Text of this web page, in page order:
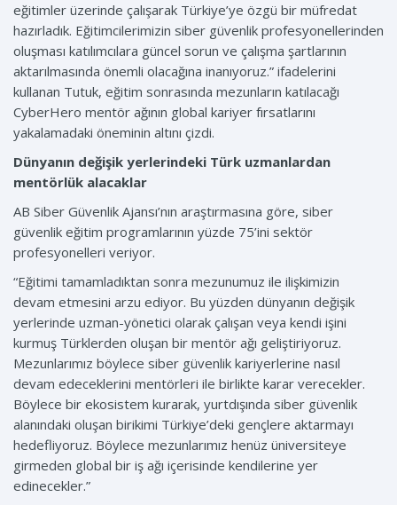
eğitimler üzerinde çalışarak Türkiye’ye özgü bir müfredat
hazırladık. Eğitimcilerimizin siber güvenlik profesyonellerinden
oluşması katılımcılara güncel sorun ve çalışma şartlarının
aktarılmasında önemli olacağına inanıyoruz.” ifadelerini
kullanan Tutuk, eğitim sonrasında mezunların katılacağı
CyberHero mentör ağının global kariyer fırsatlarını
yakalamadaki öneminin altını çizdi.
Dünyanın değişik yerlerindeki Türk uzmanlardan
mentörlük alacaklar
AB Siber Güvenlik Ajansı’nın araştırmasına göre, siber
güvenlik eğitim programlarının yüzde 75’ini sektör
profesyonelleri veriyor.
“Eğitimi tamamladıktan sonra mezunumuz ile ilişkimizin
devam etmesini arzu ediyor. Bu yüzden dünyanın değişik
yerlerinde uzman-yönetici olarak çalışan veya kendi işini
kurmuş Türklerden oluşan bir mentör ağı geliştiriyoruz.
Mezunlarımız böylece siber güvenlik kariyerlerine nasıl
devam edeceklerini mentörleri ile birlikte karar verecekler.
Böylece bir ekosistem kurarak, yurtdışında siber güvenlik
alanındaki oluşan birikimi Türkiye’deki gençlere aktarmayı
hedefliyoruz. Böylece mezunlarımız henüz üniversiteye
girmeden global bir iş ağı içerisinde kendilerine yer
edinecekler.”